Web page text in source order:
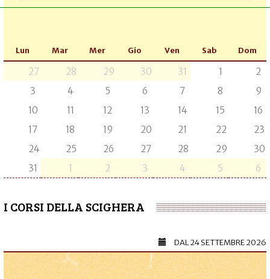
Lun Mar Mer Gio Ven Sab Dom
27 28 29 30 31 1
2
3
4 5 6 7 8
9
10
11 12 13 14 15
16
17
18 19 20 21 22
23
24
25 26 27 28 29
30
31
1 2 3 4 5 6
I CORSI DELLA SCIGHERA
DAL24 SETTEMBRE 2026